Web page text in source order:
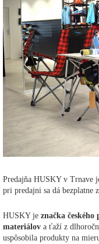
Predajňa HUSKY v Trnave
pri predajni sa dá bezplatne
HUSKY je značka českého
materiálov a ťaží z
uspôsobila produkty na